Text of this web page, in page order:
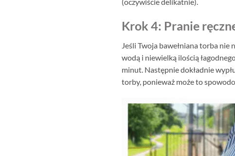
Krok 4: Pranie
Jeśli Twoja bawełniana torba nie
wodą i niewielką ilością
minut. Następnie dokładnie
torby, ponieważ może to